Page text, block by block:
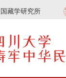
藏学研究所